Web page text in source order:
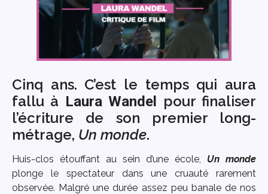
Cinq ans. C’est le temps qui aura
fallu à Laura Wandel pour finaliser
l’écriture de son premier long-
métrage, Un monde.
Huis-clos étouffant au sein d’une école, Un monde
plonge le spectateur dans une cruauté rarement
observée. Malgré une durée assez peu banale de nos